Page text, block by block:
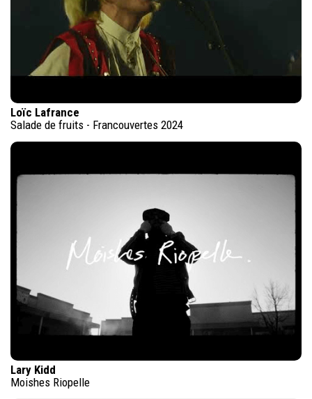
Loïc Lafrance
Salade de fruits - Francouvertes 2024
Lary Kidd
Moishes Riopelle